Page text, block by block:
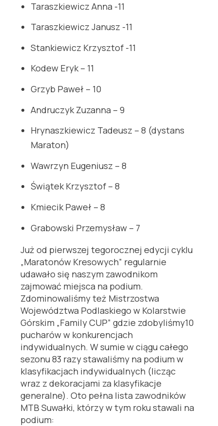
Taraszkiewicz Anna -11
Taraszkiewicz Janusz -11
Stankiewicz Krzysztof -11
Kodew Eryk – 11
Grzyb Paweł – 10
Andruczyk Zuzanna – 9
Hrynaszkiewicz Tadeusz – 8 (dystans
Maraton)
Wawrzyn Eugeniusz – 8
Świątek Krzysztof – 8
Kmiecik Paweł – 8
Grabowski Przemysław – 7
Już od pierwszej tegorocznej edycji cyklu
„Maratonów Kresowych” regularnie
udawało się naszym zawodnikom
zajmować miejsca na podium.
Zdominowaliśmy też Mistrzostwa
Województwa Podlaskiego w Kolarstwie
Górskim „Family CUP” gdzie zdobyliśmy10
pucharów w konkurencjach
indywidualnych. W sumie w ciągu całego
sezonu 83 razy stawaliśmy na podium w
klasyfikacjach indywidualnych (licząc
wraz z dekoracjami za klasyfikacje
generalne). Oto pełna lista zawodników
MTB Suwałki, którzy w tym roku stawali na
podium: